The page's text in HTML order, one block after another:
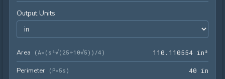
Output Units
Area (A=(s²√(25+10√5))/4 ) 1 10 . 1 10554 in²
Perimeter ( P=5s ) 40 in